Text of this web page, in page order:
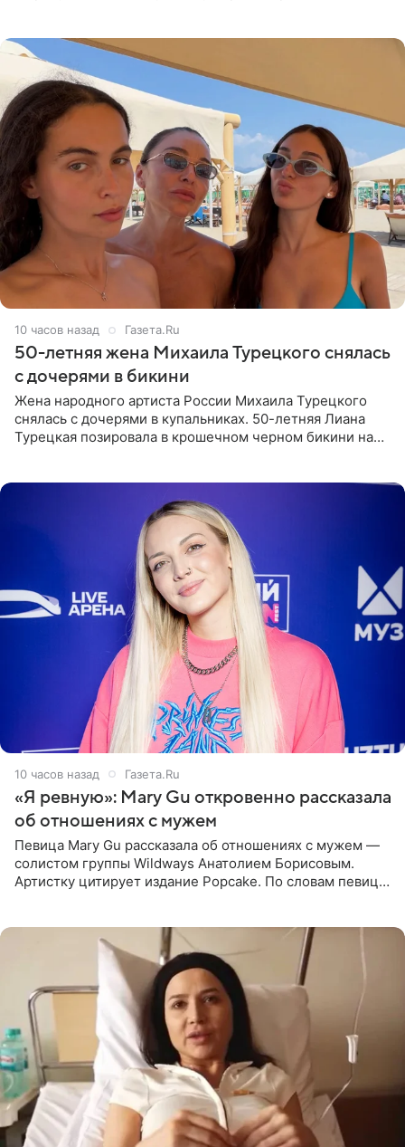
10 часов назад Газета.Ru
50-летняя жена Михаила Турецкого снялась
с дочерями в бикини
Жена народного артиста России Михаила Турецкого
снялась с дочерями в купальниках. 50-летняя Лиана
Турецкая позировала в крошечном черном бикини на
10 часов назад Газета.Ru
«Я ревную»: Mary Gu откровенно рассказала
об отношениях с мужем
Певица Mary Gu рассказала об отношениях с мужем —
солистом группы Wildways Анатолием Борисовым.
Артистку цитирует издание Popcake. По словам певицы,